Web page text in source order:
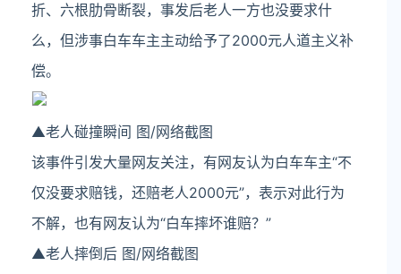
折、六根肋骨断裂，事发后老人一方也没要求什
么，但涉事白车车主主动给予了2000元人道主义补
偿。
▲老人碰撞瞬间 图/网络截图
该事件引发大量网友关注，有网友认为白车车主“不
仅没要求赔钱，还赔老人2000元”，表示对此行为
不解，也有网友认为“白车摔坏谁赔？”
▲老人摔倒后 图/网络截图